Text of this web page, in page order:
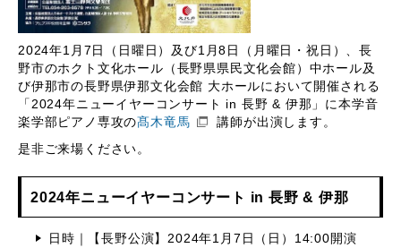
2024年1月7日（日曜日）及び1月8日（月曜日・祝日）、長
野市のホクト文化ホール（長野県県民文化会館）中ホール及
び伊那市の長野県伊那文化会館 大ホールにおいて開催される
「2024年ニューイヤーコンサート in 長野 & 伊那」に本学音
楽学部ピアノ専攻の髙木竜馬
講師が出演します。
是非ご来場ください。
2024年ニューイヤーコンサート in 長野 & 伊那
日時｜【長野公演】2024年1月7日（日）14:00開演